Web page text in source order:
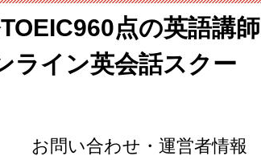
点の英語講師
ライン英会話スクー
お問い合わせ・運営者情報